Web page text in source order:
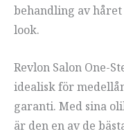
behandling av
look.
Revlon Salon One-
idealisk för
garanti. Med sina
är den en av de